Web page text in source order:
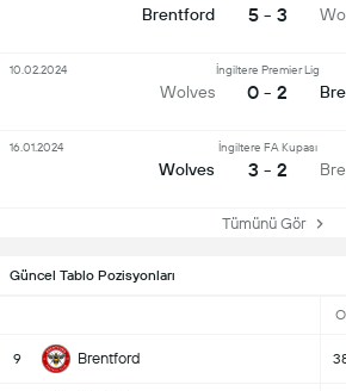
Güncel Tablo Pozisyonları
O
9 Brentford
Brentford 5 - 3
Wolves
İngiltere Premier Lig
0 - 2
10.02.2024
Wolves
İngiltere FA Kupası
3 - 2
16.01.2024
Tümünü Gör